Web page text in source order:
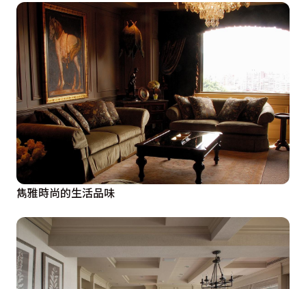
雋雅時尚的生活品味